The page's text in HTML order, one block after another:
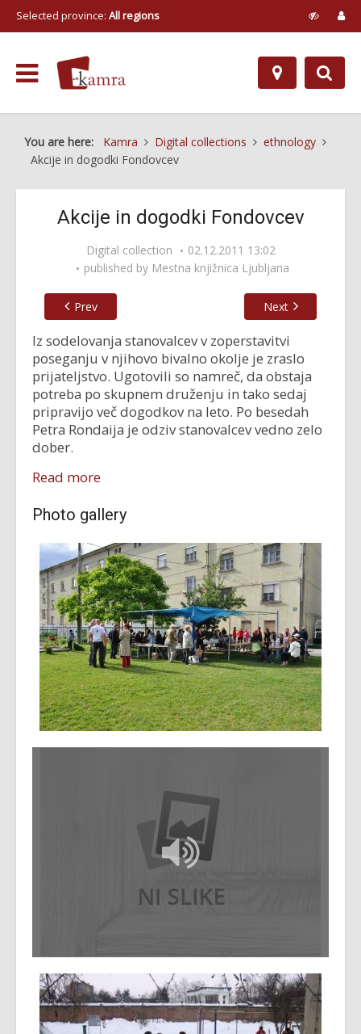
Selected province: All regions
You are here: Kamra Digital collections
ethnology
Akcije in dogodki Fondovcev
Akcije in dogodki Fondovcev
Digital collection
02.12.2011 13:02
published by Mestna knjižnica Ljubljana
Prev Next
Iz sodelovanja stanovalcev v zoperstavitvi
poseganju v njihovo bivalno okolje je zraslo
prijateljstvo. Ugotovili so namreč, da obstaja
potreba po skupnem druženju in tako sedaj
pripravijo več dogodkov na leto. Po besedah
Petra Rondaija je odziv stanovalcev vedno zelo
dober.
Read more
Photo gallery